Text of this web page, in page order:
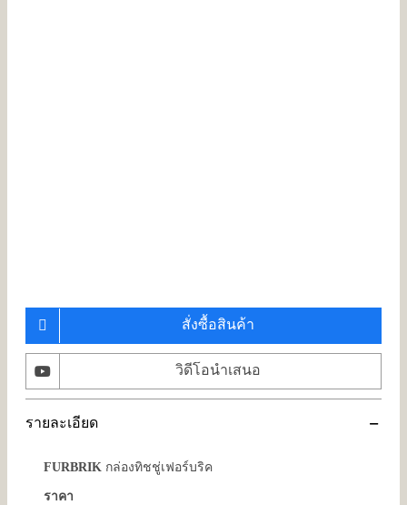
สั่งซื้อสินค้า
วิดีโอนำเสนอ
รายละเอียด
FURBRIK กล่องทิชชู่เฟอร์บริค
ราคา